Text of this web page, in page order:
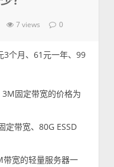
7 views 0
3个月、61元一年、99
3M固定带宽的价格为
定带宽、80G ESSD
宽的轻量服务器一